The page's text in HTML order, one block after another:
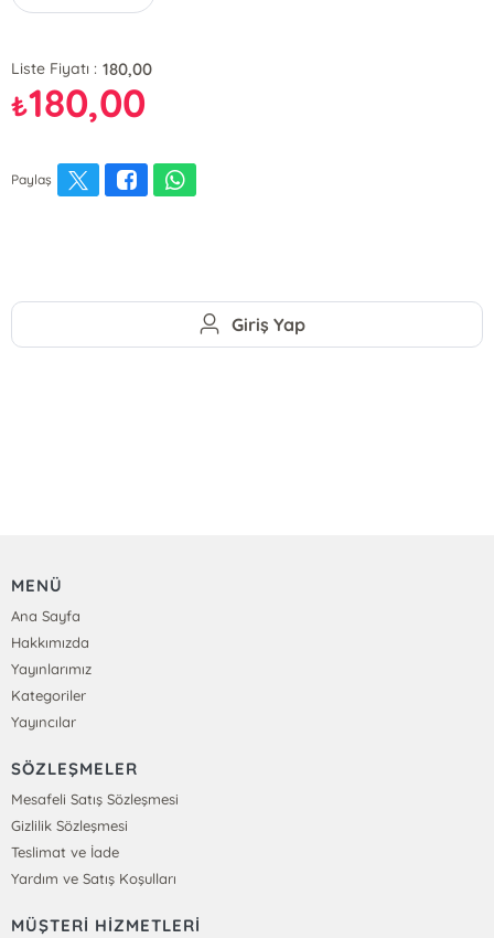
Liste Fiyatı : 180,00
₺180,00
Paylaş
Giriş Yap
MENÜ
Ana Sayfa
Hakkımızda
Yayınlarımız
Kategoriler
Yayıncılar
SÖZLEŞMELER
Mesafeli Satış Sözleşmesi
Gizlilik Sözleşmesi
Teslimat ve İade
Yardım ve Satış Koşulları
MÜŞTERİ HİZMETLERİ